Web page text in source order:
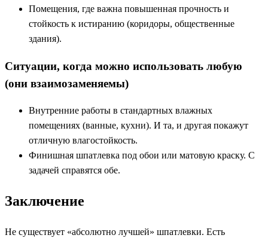
Помещения, где важна повышенная прочность и
стойкость к истиранию (коридоры, общественные
здания).
Ситуации, когда можно использовать любую
(они взаимозаменяемы)
Внутренние работы в стандартных влажных
помещениях (ванные, кухни). И та, и другая покажут
отличную влагостойкость.
Финишная шпатлевка под обои или матовую краску. С
задачей справятся обе.
Заключение
Не существует «абсолютно лучшей» шпатлевки. Есть